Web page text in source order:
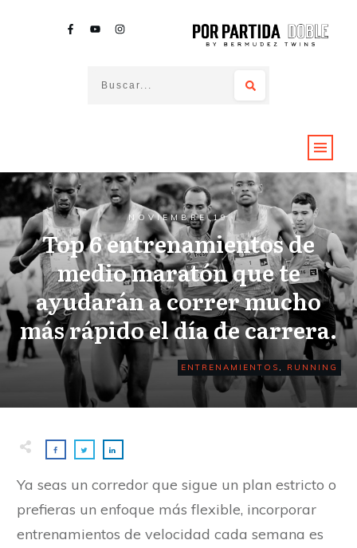
NOVIEMBRE 19
Top 6 entrenamientos de
medio maratón que te
ayudarán a correr mucho
más rápido el día de carrera.
ENTRENAMIENTOS , RUNNING
Ya seas un corredor que sigue un plan estricto o
prefieras un enfoque más flexible, incorporar
entrenamientos de velocidad cada semana es